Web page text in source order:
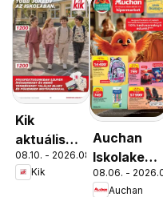
Kik
aktuális
akciós
újság
08.10. - 2026.08.16.
Kik
Auchan
ajánlatok
08.06. -
Auchan